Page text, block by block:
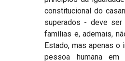
constitucional do
superados - deve ser
famílias e, ademais,
Estado, mas apenas o
pessoa humana